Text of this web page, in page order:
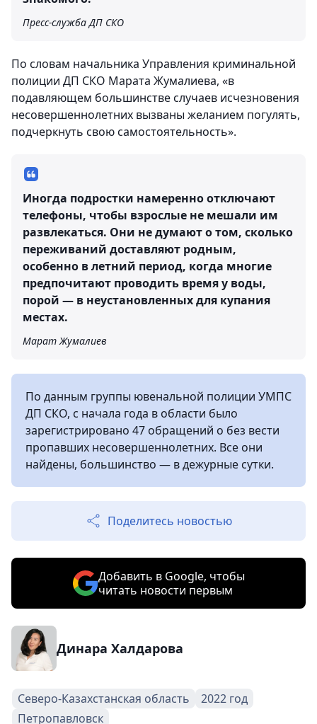
Пресс-служба ДП СКО
По словам начальника Управления криминальной
полиции ДП СКО Марата Жумалиева, «в
подавляющем большинстве случаев исчезновения
несовершеннолетних вызваны желанием погулять,
подчеркнуть свою самостоятельность».
Иногда подростки намеренно отключают
телефоны, чтобы взрослые не мешали им
развлекаться. Они не думают о том, сколько
переживаний доставляют родным,
особенно в летний период, когда многие
предпочитают проводить время у воды,
порой — в неустановленных для купания
местах.
Марат Жумалиев
По данным группы ювенальной полиции УМПС
ДП СКО, с начала года в области было
зарегистрировано 47 обращений о без вести
пропавших несовершеннолетних. Все они
найдены, большинство — в дежурные сутки.
Поделитесь новостью
Добавить в Google, чтобы
читать новости первым
Динара Халдарова
Северо-Казахстанская область
2022 год
Петропавловск